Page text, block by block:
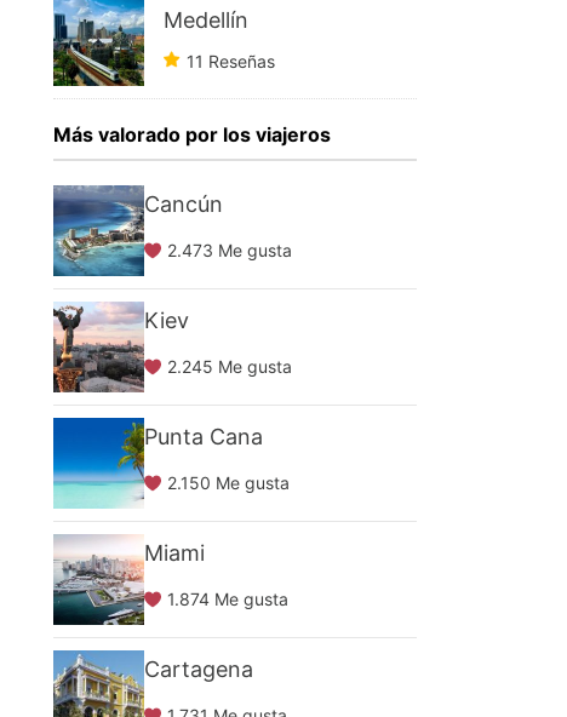
Medellín
11 Reseñas
Más valorado por los viajeros
Cancún
2.473 Me gusta
Kiev
2.245 Me gusta
Punta Cana
2.150 Me gusta
Miami
1.874 Me gusta
Cartagena